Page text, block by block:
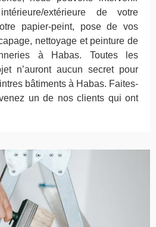
extérieure de votre
papier-peint, pose de vos
nettoyage et peinture de
à Habas. Toutes les
n’auront aucun secret pour
bâtiments à Habas. Faites-
un de nos clients qui ont